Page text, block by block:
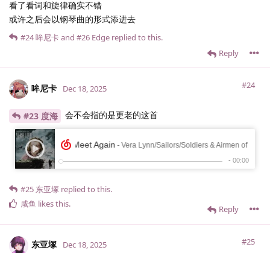
看了看词和旋律确实不错
或许之后会以钢琴曲的形式添进去
Reply
#24哞尼卡and #26 Edge replied to this.
哞尼卡 #24
Dec 18, 2025
#23 度海 会不会指的是更老的这首
Reply
#25 东亚塚 replied to this.
咸鱼 likes this.
东亚塚 #25
Dec 18, 2025